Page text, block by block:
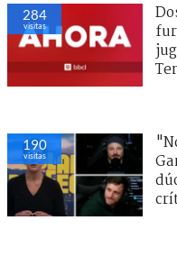
284
visitas
190
visitas